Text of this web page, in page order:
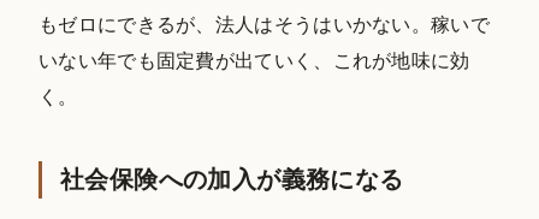
もゼロにできるが、法人はそうはいかない。稼いで
いない年でも固定費が出ていく、これが地味に効
く。
社会保険への加入が義務になる